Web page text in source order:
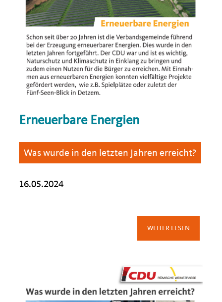
Erneuerbare Energien
Was wurde in den letzten Jahren erreicht?
16.05.2024
WEITER LESEN